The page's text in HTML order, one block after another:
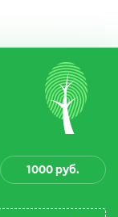
1000 руб.